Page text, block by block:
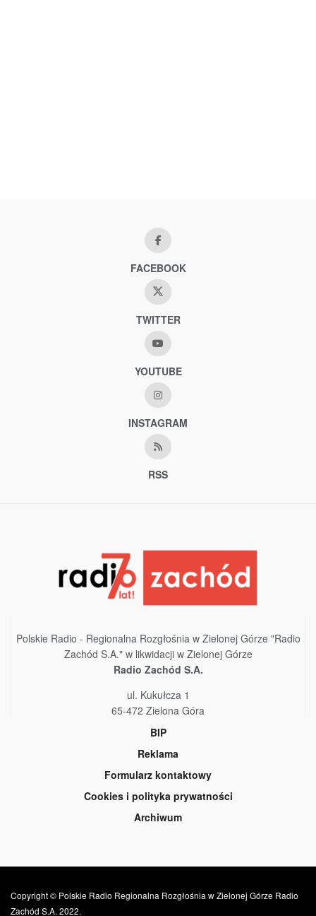
FACEBOOK
TWITTER
YOUTUBE
INSTAGRAM
RSS
Polskie Radio - Regionalna Rozgłośnia w Zielonej Górze "Radio
Zachód S.A." w likwidacji w Zielonej Górze
Radio Zachód S.A.
ul. Kukułcza 1
65-472 Zielona Góra
BIP
Reklama
Formularz kontaktowy
Cookies i polityka prywatności
Archiwum
Copyright © Polskie Radio Regionalna Rozgłośnia w Zielonej Górze Radio
Zachód S.A. 2022.